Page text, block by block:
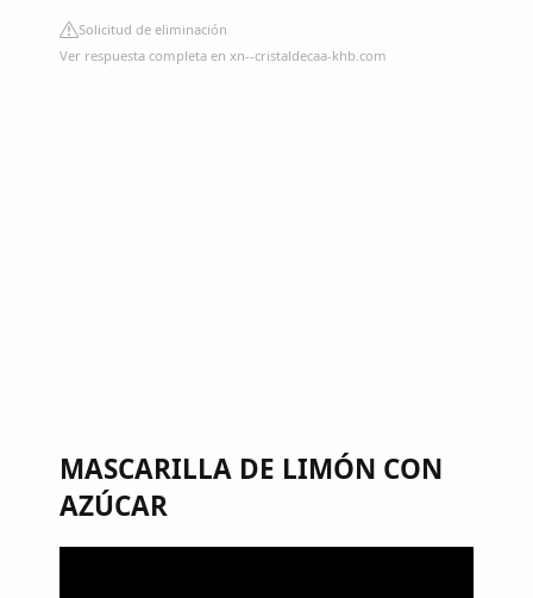
Solicitud de eliminación
Ver respuesta completa en xn--cristaldecaa-khb.com
MASCARILLA DE LIMÓN CON
AZÚCAR